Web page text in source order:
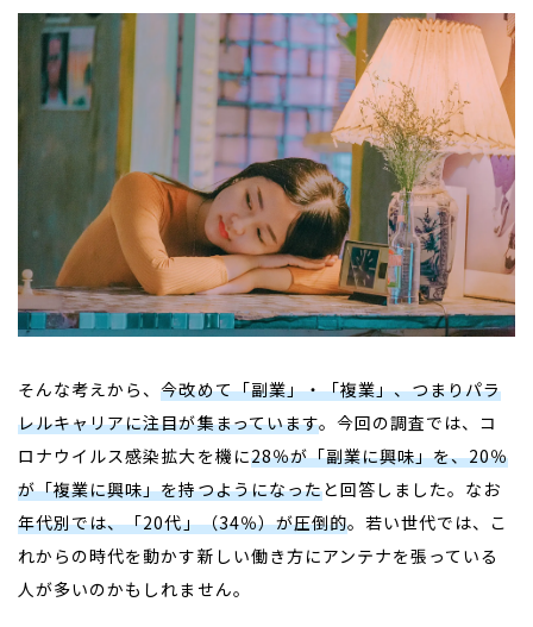
そんな考えから、今改めて「副業」・「複業」、つまりパラ
レルキャリアに注目が集まっています。今回の調査では、コ
ロナウイルス感染拡大を機に28％が「副業に興味」を、20％
が「複業に興味」を持つようになったと回答しました。なお
年代別では、「20代」（34％）が圧倒的。若い世代では、こ
れからの時代を動かす新しい働き方にアンテナを張っている
人が多いのかもしれません。